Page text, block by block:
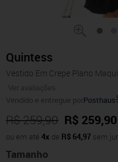
Quintess
Vestido Em Crepe Plano
Ver avaliações
Vendido e entregue porPosthaus
R$ 259,90 R$ 259,90
ou em até 4x de R$ 64,97 sem
Tamanho